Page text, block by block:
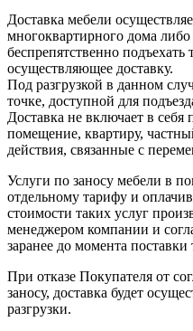
Доставка мебели
многоквартирного дома
беспрепятственно подъехать
осуществляющее доставку.
Под разгрузкой в данном
точке, доступной для
Доставка не включает в себя
помещение, квартиру,
действия, связанные с
Услуги по заносу мебели в
отдельному тарифу и
стоимости таких услуг
менеджером компании и
заранее до момента поставки
При отказе Покупателя от
заносу, доставка будет
разгрузки.